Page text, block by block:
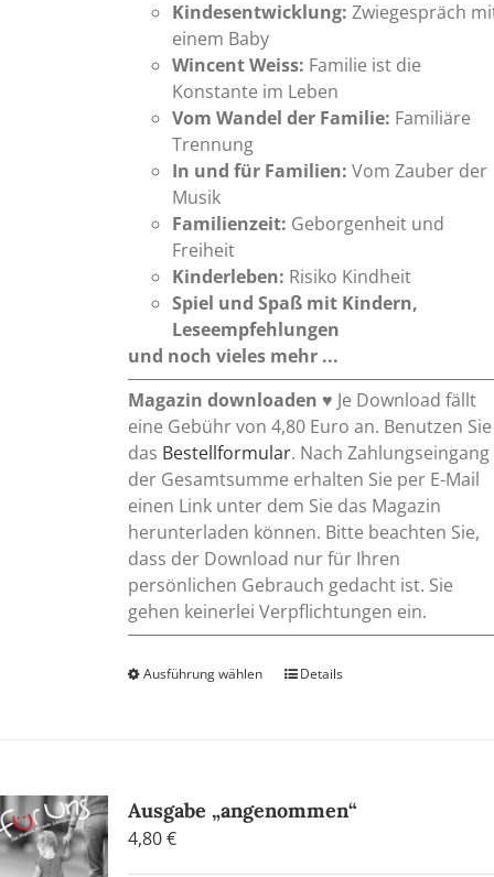
Kindesentwicklung: Zwiegespräch
einem Baby
Wincent Weiss: Familie ist die
Konstante im Leben
Vom Wandel der Familie: Familiäre
Trennung
In und für Familien: Vom Zauber der
Musik
Familienzeit: Geborgenheit und
Freiheit
Kinderleben: Risiko Kindheit
Spiel und Spaß mit Kindern,
Leseempfehlungen
und noch vieles mehr ...
Magazin downloaden ♥ Je Download fällt
eine Gebühr von 4,80 Euro an. Benutzen Sie
das Bestellformular. Nach Zahlungseingang
der Gesamtsumme erhalten Sie per E-Mail
einen Link unter dem Sie das Magazin
herunterladen können. Bitte beachten Sie,
dass der Download nur für Ihren
persönlichen Gebrauch gedacht ist. Sie
gehen keinerlei Verpflichtungen ein.
Ausführung wählen
Dieses
auf.
Details
Ausgabe „angenommen“
4,80€